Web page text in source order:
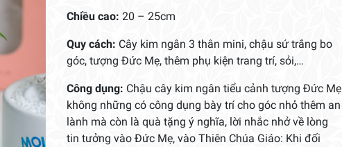
Chiều cao: 20 – 25cm
Quy cách: Cây kim ngân 3 thân mini, chậu sứ trắng bo
góc, tượng Đức Mẹ, thêm phụ kiện trang trí, sỏi,…
Công dụng: Chậu cây kim ngân tiểu cảnh tượng Đức Mẹ
không những có công dụng bày trí cho góc nhỏ thêm an
lành mà còn là quà tặng ý nghĩa, lời nhắc nhở về lòng
tin tưởng vào Đức Mẹ, vào Thiên Chúa Giáo: Khi đối